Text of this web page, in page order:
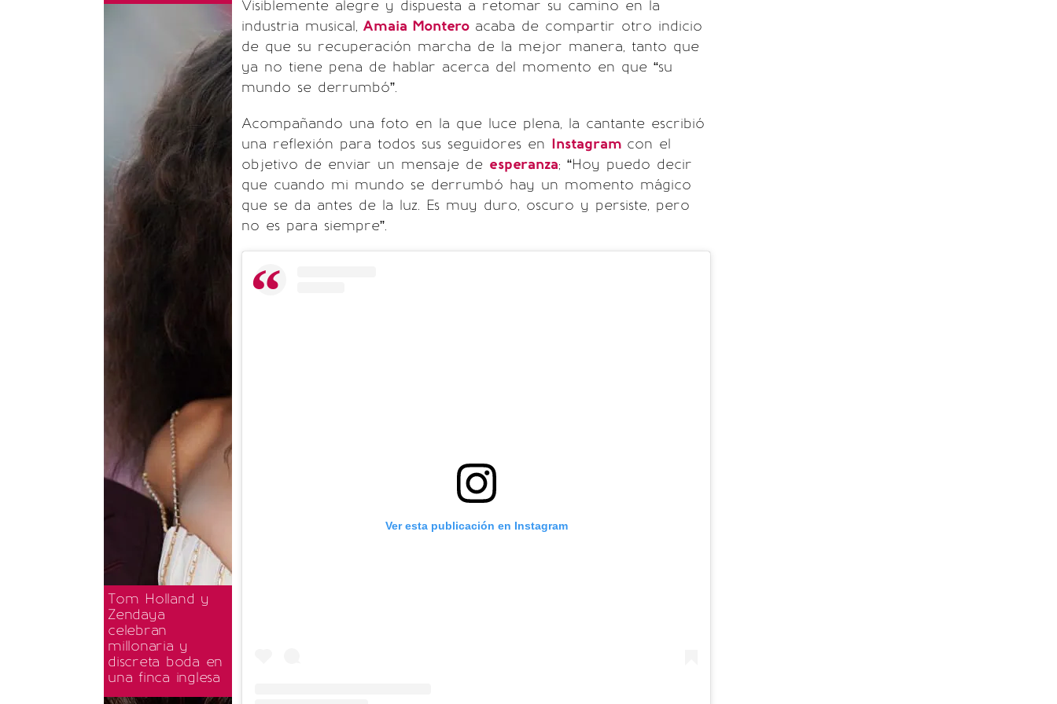
Tom Holland y
Zendaya
celebran
millonaria y
discreta boda en
una finca inglesa
Visiblemente alegre y dispuesta a retomar su camino en la
industria musical, Amaia Montero acaba de compartir otro indicio
de que su recuperación marcha de la mejor manera, tanto que
ya no tiene pena de hablar acerca del momento en que “su
mundo se derrumbó”.
Acompañando una foto en la que luce plena, la cantante escribió
una reflexión para todos sus seguidores en Instagram con el
objetivo de enviar un mensaje de esperanza; “Hoy puedo decir
que cuando mi mundo se derrumbó hay un momento mágico
que se da antes de la luz. Es muy duro, oscuro y persiste, pero
no es para siempre”.
Ver esta publicación en Instagram